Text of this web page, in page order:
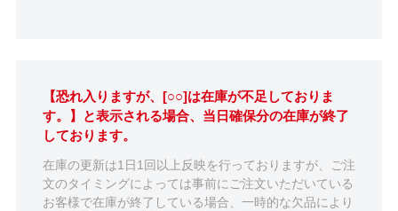
【恐れ入りますが、[○○]は在庫が不足しておりま
す。】と表示される場合、当日確保分の在庫が終了
しております。
在庫の更新は1日1回以上反映を行っておりますが、ご注
文のタイミングによっては事前にご注文いただいている
お客様で在庫が終了している場合、一時的な欠品により